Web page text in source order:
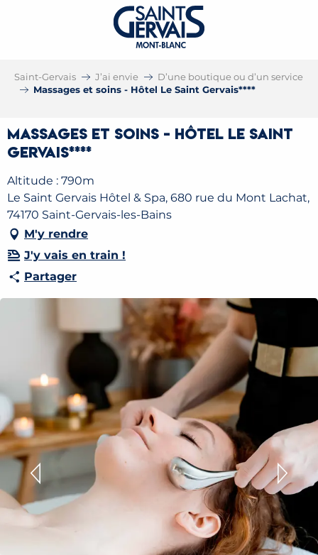
Saint-Gervais J’ai envie
D’une boutique ou d’un service
Massages et soins - Hôtel Le Saint Gervais****
Massages et soins - Hôtel Le Saint
Gervais****
Altitude : 790m
Le Saint Gervais Hôtel & Spa, 680 rue du Mont Lachat,
74170 Saint-Gervais-les-Bains
M'y rendre
J'y vais en train !
Partager